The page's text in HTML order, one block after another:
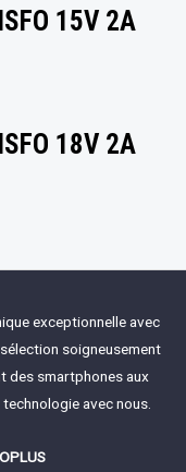
15V 2A
18V 2A
exceptionnelle avec
soigneusement
des smartphones aux
avec nous.